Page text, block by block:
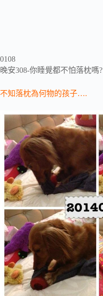
0108
晚安308-你睡覺都不怕落枕嗎?
不知落枕為何物的孩子….